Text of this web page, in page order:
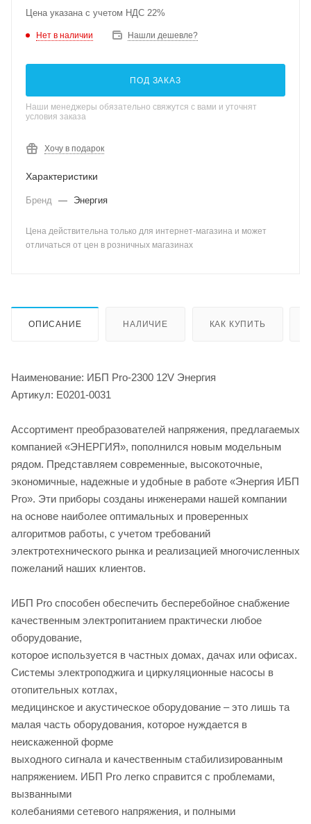
Цена указана с учетом НДС 22%
Нет в наличии Нашли дешевле?
ПОД ЗАКАЗ
Наши менеджеры обязательно свяжутся с вами и уточнят
условия заказа
Хочу в подарок
Характеристики
Бренд — Энергия
Цена действительна только для интернет-магазина и может
отличаться от цен в розничных магазинах
ОПИСАНИЕ НАЛИЧИЕ КАК КУПИТЬ
Наименование: ИБП Pro-2300 12V Энергия
Артикул: Е0201-0031
Ассортимент преобразователей напряжения, предлагаемых
компанией «ЭНЕРГИЯ», пополнился новым модельным
рядом. Представляем современные, высокоточные,
экономичные, надежные и удобные в работе «Энергия ИБП
Pro». Эти приборы созданы инженерами нашей компании
на основе наиболее оптимальных и проверенных
алгоритмов работы, с учетом требований
электротехнического рынка и реализацией многочисленных
пожеланий наших клиентов.
ИБП Pro способен обеспечить бесперебойное снабжение
качественным электропитанием практически любое
оборудование,
которое используется в частных домах, дачах или офисах.
Системы электроподжига и циркуляционные насосы в
отопительных котлах,
медицинское и акустическое оборудование – это лишь та
малая часть оборудования, которое нуждается в
неискаженной форме
выходного сигнала и качественным стабилизированным
напряжением. ИБП Pro легко справится с проблемами,
вызванными
колебаниями сетевого напряжения, и полными